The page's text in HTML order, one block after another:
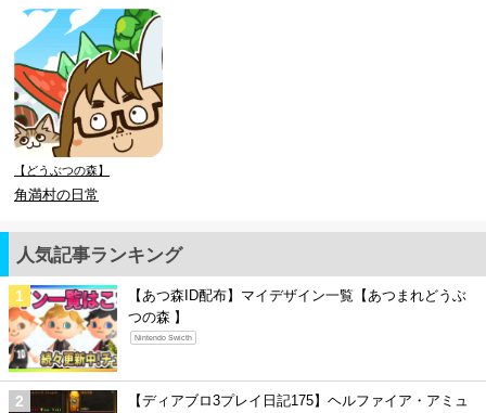
【どうぶつの森】
角満村の日常
人気記事ランキング
【あつ森ID配布】マイデザイン一覧【あつまれどうぶ
つの森 】
Nintendo Swicth
【ディアブロ3プレイ日記175】ヘルファイア・アミュ